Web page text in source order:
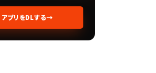
アプリをDLする→